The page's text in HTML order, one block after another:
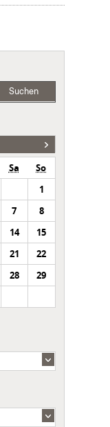
Suchen
Sa
So
1
7
8
14
15
21
22
28
29